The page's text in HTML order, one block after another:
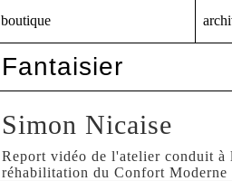
boutique
Fantaisier
Simon Nicaise
Report vidéo de l'atelier conduit à
réhabilitation du Confort Moderne